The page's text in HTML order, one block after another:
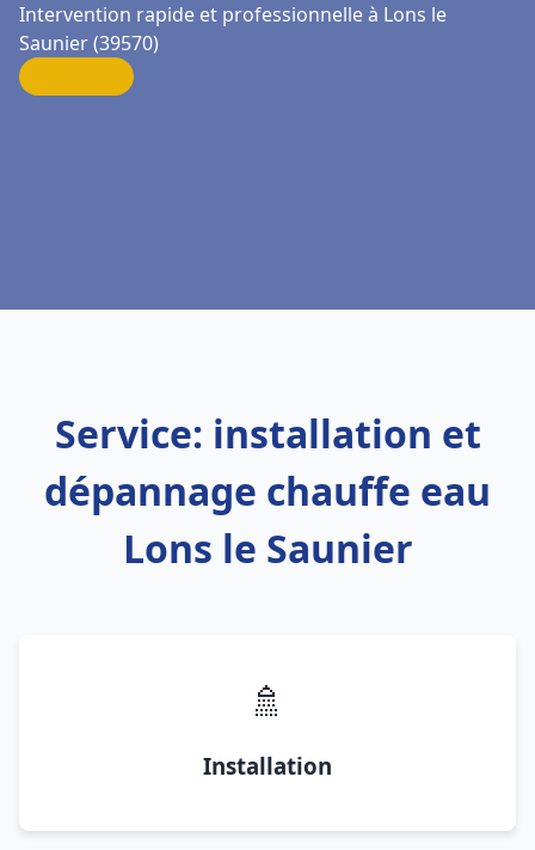
Intervention rapide et professionnelle à Lons le
Saunier (39570)
Service: installation et
dépannage chauffe eau
Lons le Saunier
🚿
Installation